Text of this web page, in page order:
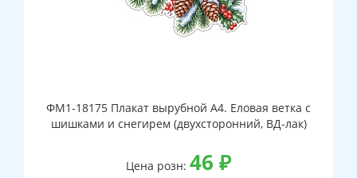
ФМ1-18175 Плакат вырубной А4. Еловая ветка с
шишками и снегирем (двухсторонний, ВД-лак)
Цена розн: 46 ₽